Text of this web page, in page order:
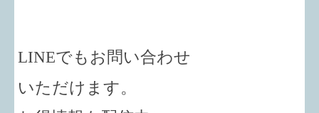
LINEでもお問い合わせ
いただけます。